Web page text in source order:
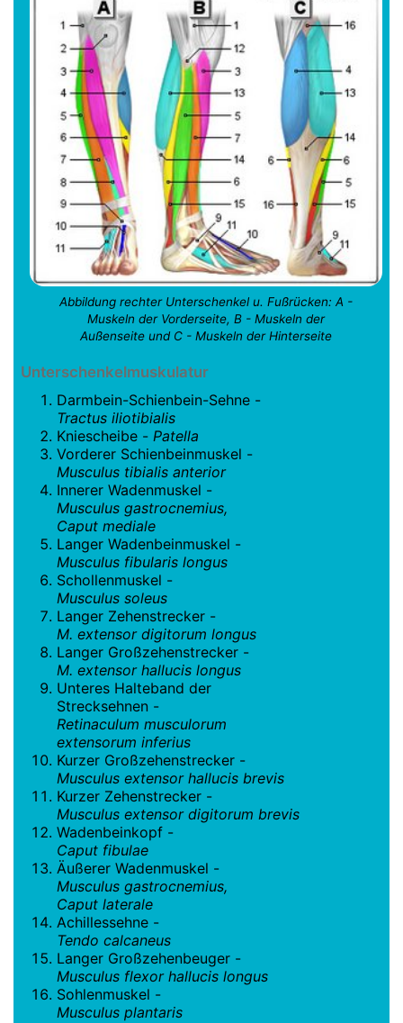
Abbildung rechter Unterschenkel u. Fußrücken: A -
Muskeln der Vorderseite, B - Muskeln der
Außenseite und C - Muskeln der Hinterseite
Unterschenkelmuskulatur
Darmbein-Schienbein-Sehne -
Tractus iliotibialis
Kniescheibe - Patella
Vorderer Schienbeinmuskel -
Musculus tibialis anterior
Innerer Wadenmuskel -
Musculus gastrocnemius,
Caput mediale
Langer Wadenbeinmuskel -
Musculus fibularis longus
Schollenmuskel -
Musculus soleus
Langer Zehenstrecker -
M. extensor digitorum longus
Langer Großzehenstrecker -
M. extensor hallucis longus
Unteres Halteband der
Strecksehnen -
Retinaculum musculorum
extensorum inferius
Kurzer Großzehenstrecker -
Musculus extensor hallucis brevis
Kurzer Zehenstrecker -
Musculus extensor digitorum brevis
Wadenbeinkopf -
Caput fibulae
Äußerer Wadenmuskel -
Musculus gastrocnemius,
Caput laterale
Achillessehne -
Tendo calcaneus
Langer Großzehenbeuger -
Musculus flexor hallucis longus
Sohlenmuskel -
Musculus plantaris